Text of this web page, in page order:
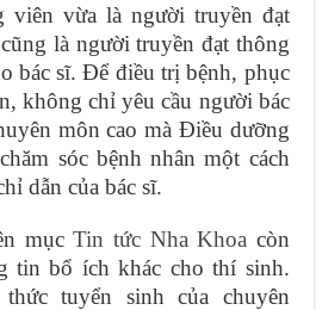
viên vừa là người truyền đạt
là người truyền đạt thông
bác sĩ. Để điều trị bệnh, phục
không chỉ yêu cầu người bác
môn cao mà Điều dưỡng
sóc bệnh nhân một cách
dẫn của bác sĩ.
mụcTin tức Nha Khoa còn
tin bổ ích khác cho thí sinh.
tuyển sinh của chuyên